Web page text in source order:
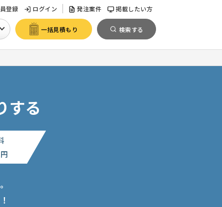
登録 ログイン 発注案件 掲載したい方
一括見積もり 検索する
する
円